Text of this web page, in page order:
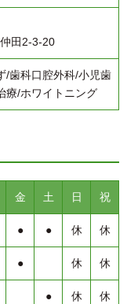
田2-3-20
/歯科口腔外科/小児歯
療/ホワイトニング
金 土 日 祝
● ● 休 休
● 休 休
● 休 休